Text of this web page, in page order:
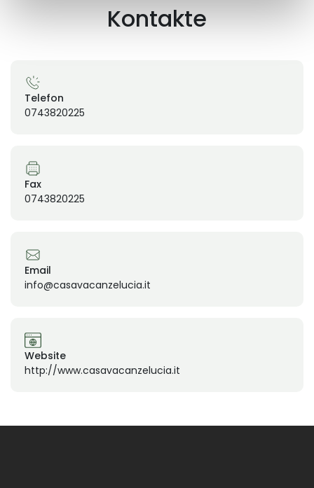
Kontakte
Telefon
0743820225
Fax
0743820225
Email
info@casavacanzelucia.it
Website
http://www.casavacanzelucia.it